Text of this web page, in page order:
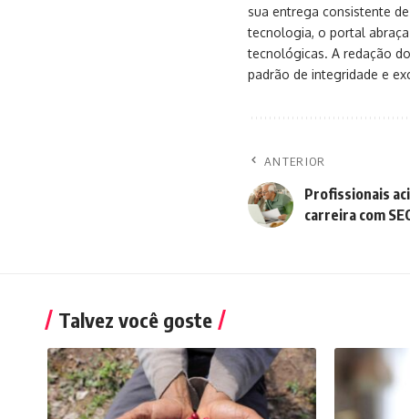
sua entrega consistente
tecnologia, o portal
tecnológicas. A redação
padrão de integridade e
ANTERIOR
Profissionais
carreira com
Talvez você goste